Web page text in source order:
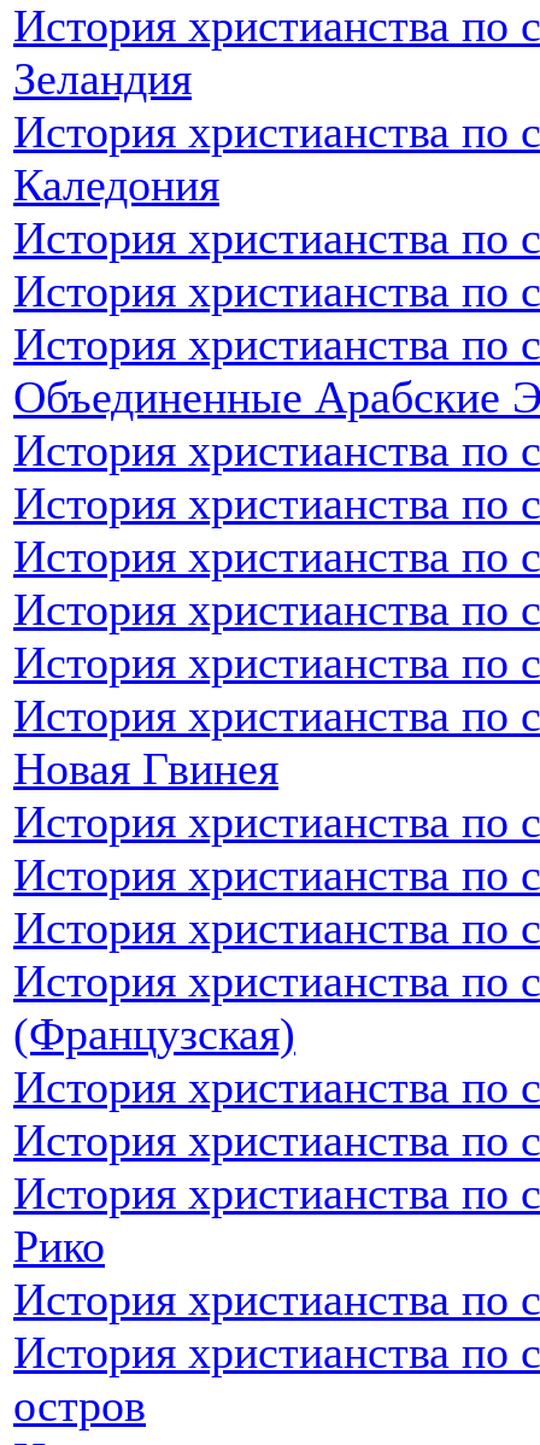
История христианства по
Зеландия
История христианства по
Каледония
История христианства по
История христианства
История христианства по
Объединенные Арабские
История христианства
История христианства по
История христианства по
История христианства по
История христианства
История христианства по
Новая Гвинея
История христианства по
История христианства по
История христианства по
История христианства по
(Французская)
История христианства
История христианства по
История христианства по
Рико
История христианства
История христианства по
остров